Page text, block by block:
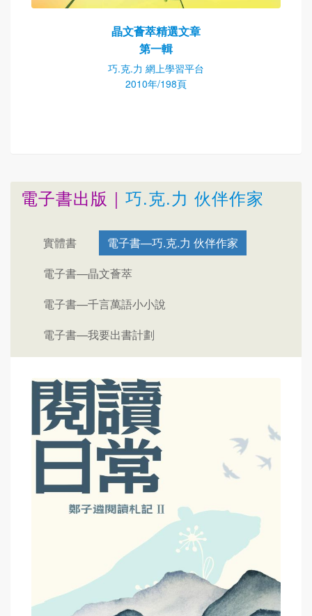
晶文薈萃精選文章
第一輯
巧.克.力 網上學習平台
2010年/198頁
電子書出版｜ 巧.克.力 伙伴作家
實體書
電子書—巧.克.力 伙伴作家
電子書—晶文薈萃
電子書—千言萬語小小說
電子書—我要出書計劃